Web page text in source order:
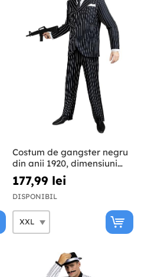
Costum de gangster negru
din anii 1920, dimensiuni
mari
177,99 lei
DISPONIBIL